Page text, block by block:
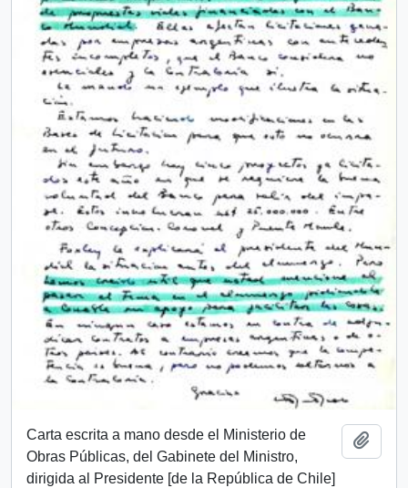
Carta escrita a mano desde el Ministerio de
Obras Públicas, del Gabinete del Ministro,
dirigida al Presidente [de la República de Chile]